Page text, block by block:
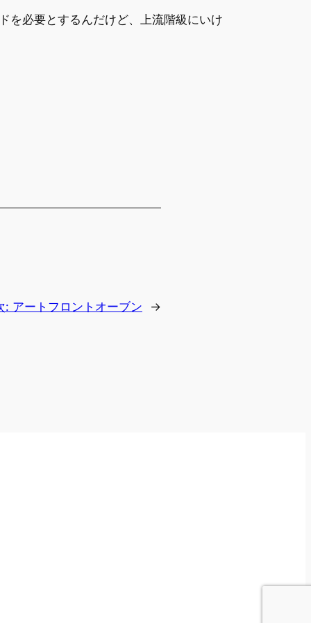
を必要とするんだけど、上流階級にいけ
: アートフロントオーブン →